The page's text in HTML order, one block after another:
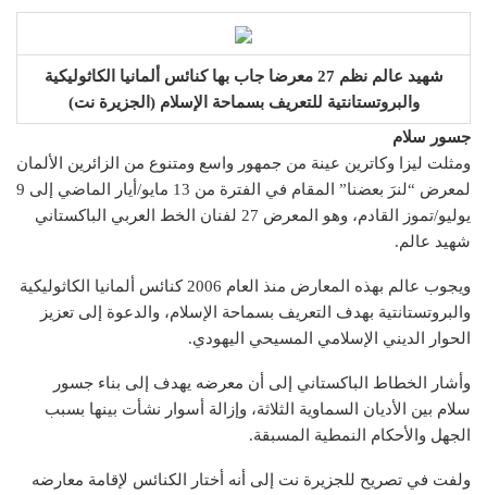
شهيد عالم نظم 27 معرضا جاب بها كنائس ألمانيا الكاثوليكية
والبروتستانتية للتعريف بسماحة الإسلام (الجزيرة نت)
جسور سلام
ومثلت ليزا وكاترين عينة من جمهور واسع ومتنوع من الزائرين الألمان
لمعرض “لنرَ بعضنا” المقام في الفترة من 13 مايو/أيار الماضي إلى 9
يوليو/تموز القادم، وهو المعرض 27 لفنان الخط العربي الباكستاني
شهيد عالم.
ويجوب عالم بهذه المعارض منذ العام 2006 كنائس ألمانيا الكاثوليكية
والبروتستانتية بهدف التعريف بسماحة الإسلام، والدعوة إلى تعزيز
الحوار الديني الإسلامي المسيحي اليهودي.
وأشار الخطاط الباكستاني إلى أن معرضه يهدف إلى بناء جسور
سلام بين الأديان السماوية الثلاثة، وإزالة أسوار نشأت بينها بسبب
الجهل والأحكام النمطية المسبقة.
ولفت في تصريح للجزيرة نت إلى أنه أختار الكنائس لإقامة معارضه